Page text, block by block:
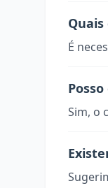
É
Sim, o